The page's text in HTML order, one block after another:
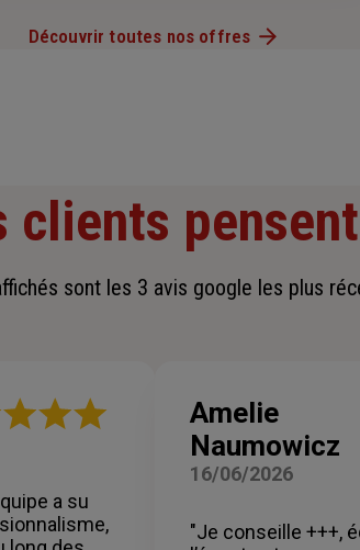
Découvrir toutes nos offres
clients pensent
sont les 3 avis google les plus
a su
Amelie
Naumowicz
16/06/2026
"Je conseille +++,